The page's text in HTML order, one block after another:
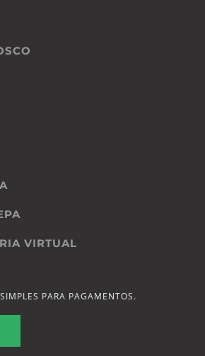
VIRTUAL
PARA PAGAMENTOS.